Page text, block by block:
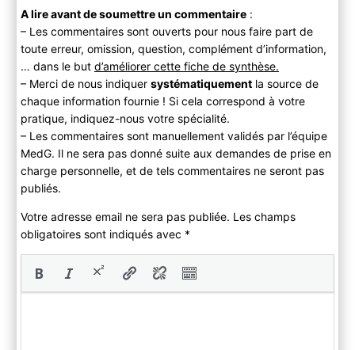
A lire avant de soumettre un commentaire:
– Les commentaires sont ouverts pour nous faire part de
toute erreur, omission, question, complément d’information,
… dans le but d’améliorer cette fiche de synthèse.
– Merci de nous indiquer systématiquementla source de
chaque information fournie ! Si cela correspond à votre
pratique, indiquez-nous votre spécialité.
– Les commentaires sont manuellement validés par l’équipe
MedG. Il ne sera pas donné suite aux demandes de prise en
charge personnelle, et de tels commentaires ne seront pas
publiés.
Votre adresse email ne sera pas publiée. Les champs
obligatoires sont indiqués avec *